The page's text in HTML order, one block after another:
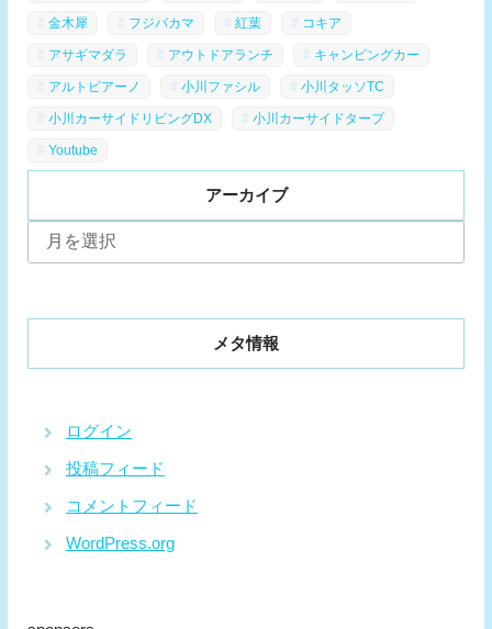
金木犀 フジバカマ 紅葉 コキア
アサギマダラ アウトドアランチ キャンピングカー
アルトピアーノ 小川ファシル 小川タッソTC
小川カーサイドリビングDX 小川カーサイドタープ
Youtube
アーカイブ
ー
メタ情報
ログイン
投稿フィード
コメントフィード
WordPress.org